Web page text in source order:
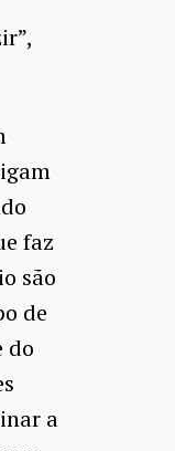
faz
são
de
do
a